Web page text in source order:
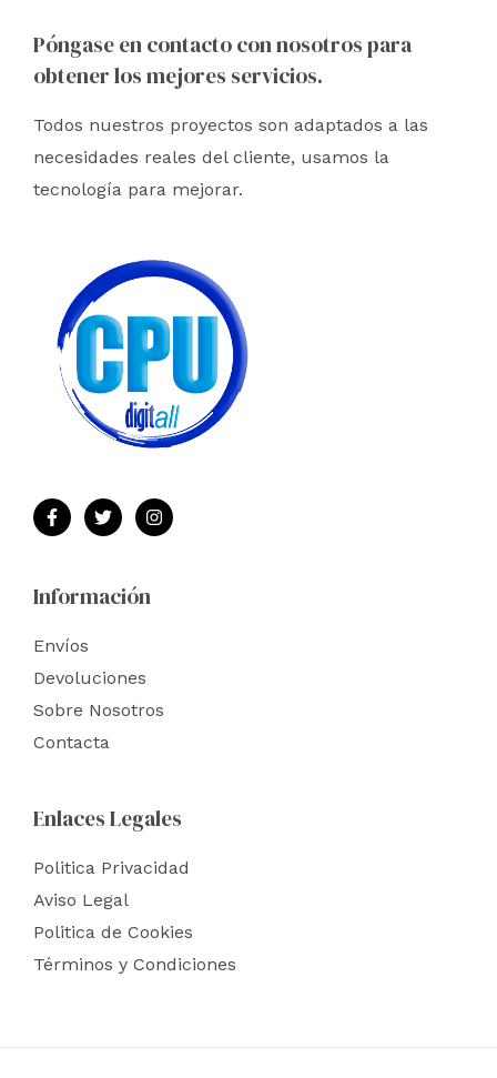
Póngase en contacto con nosotros para
obtener los mejores servicios.
Todos nuestros proyectos son adaptados a las
necesidades reales del cliente, usamos la
tecnología para mejorar.
Información
Envíos
Devoluciones
Sobre Nosotros
Contacta
Enlaces Legales
Politica Privacidad
Aviso Legal
Politica de Cookies
Términos y Condiciones